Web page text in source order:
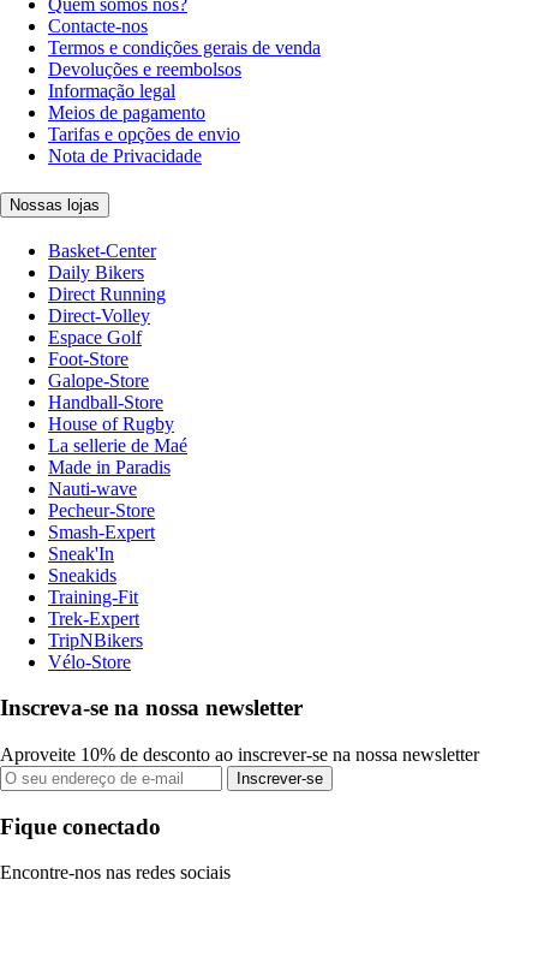
Quem somos nós?
Contacte-nos
Termos e condições gerais de venda
Devoluções e reembolsos
Informação legal
Meios de pagamento
Tarifas e opções de envio
Nota de Privacidade
Nossas lojas
Basket-Center
Daily Bikers
Direct Running
Direct-Volley
Espace Golf
Foot-Store
Galope-Store
Handball-Store
House of Rugby
La sellerie de Maé
Made in Paradis
Nauti-wave
Pecheur-Store
Smash-Expert
Sneak'In
Sneakids
Training-Fit
Trek-Expert
TripNBikers
Vélo-Store
Inscreva-se na nossa newsletter
Aproveite 10% de desconto ao inscrever-se na nossa newsletter
Inscrever-se
Fique conectado
Encontre-nos nas redes sociais